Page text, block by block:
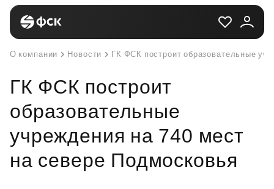
О компании Новости ГК ФСК построит образовательные
ГК ФСК построит
образовательные
учреждения на 740 мест
на севере Подмосковья